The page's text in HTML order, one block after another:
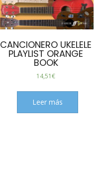
CANCIONERO UKELELE
PLAYLIST ORANGE
BOOK
14,51€
Leer más